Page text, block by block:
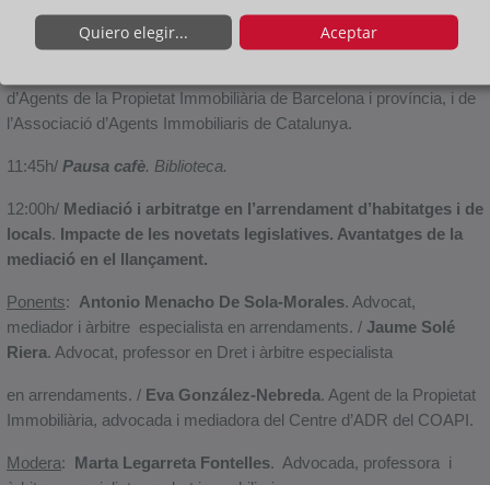
especialista en dret de la construcció.
d’Agents de la Propietat Immobiliària de Barcelona i província, i de
l’Associació d’Agents Immobiliaris de Catalunya.
11:45h/ Pausa cafè. Biblioteca.
12:00h/ Mediació i arbitratge en l’arrendament d’habitatges i de
locals. Impacte de les novetats legislatives. Avantatges de la
mediació en el llançament.
Ponents: Antonio Menacho De Sola-Morales. Advocat,
mediador i àrbitre especialista en arrendaments. / Jaume Solé
Riera. Advocat, professor en Dret i àrbitre especialista
en arrendaments. / Eva González-Nebreda. Agent de la Propietat
Immobiliària, advocada i mediadora del Centre d’ADR del COAPI.
Modera: Marta Legarreta Fontelles. Advocada, professora i
Quiero elegir... Aceptar